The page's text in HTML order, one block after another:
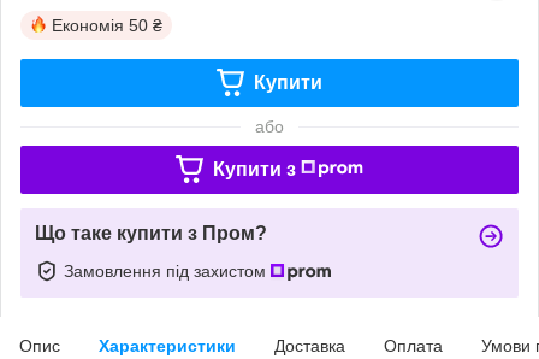
Економія 50 ₴
Купити
або
Купити з
Що таке купити з Пром?
Замовлення під захистом
Опис Характеристики Доставка Оплата Умови